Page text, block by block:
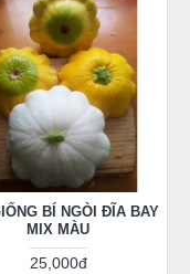
BÍ NGÒI ĐĨA BAY
MIX MÀU
25,000đ